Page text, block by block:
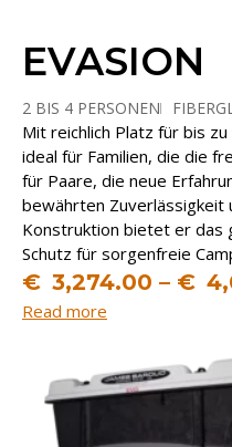
EVASION
2 BIS 4 PERSONEN
PARALLELÖFFNUNG
Mit reichlich Platz für bis
ideal für Familien, die die
für Paare, die neue
bewährten
Konstruktion bietet er das
Schutz für sorgenfreie
€ 3,274.00 – €
Read more